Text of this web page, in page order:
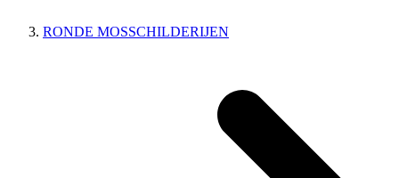
RONDE MOSSCHILDERIJEN